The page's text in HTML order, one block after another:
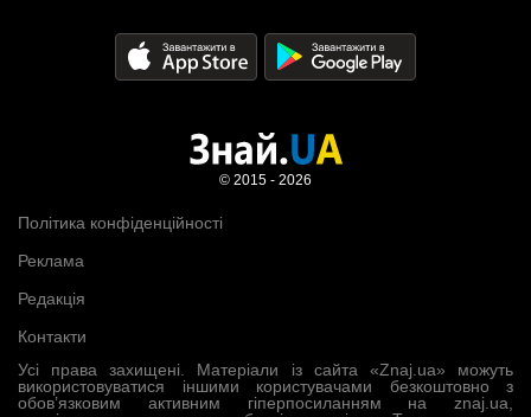
Усі права захищені. Матеріали із сайта «Znaj.ua» можуть
використовуватися іншими користувачами безкоштовно з
обов’язковим активним гіперпосиланням на znaj.ua,
Політика конфіденційності
Реклама
Редакція
Контакти
© 2015 - 2026